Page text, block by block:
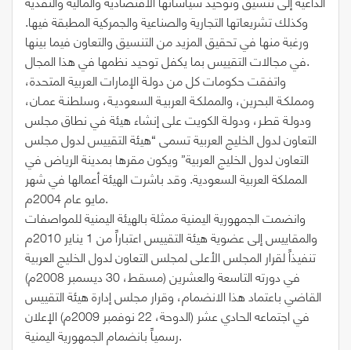
وكذلك تشريعاتها التجارية والصناعية والجمركية المطبقة فيها.
ورغبة منها في تحقيق المزيد من التنسيق والتعاون فيما بينها
في مجالات التقييس بما يكفل توحيد نظمها في هذا المجال.
واتفقت حكومات كل من دولـة الإمارات العربية المتحدة،
ومملكـة البحرين، والمملكـة العربيـة السعوديـة، وسلطنـة عمـان،
ودولـة قطـر، ودولـة الكويت على إنشاء هيئة في نطاق مجلس
التعاون لدول الخليج العربية تسمى “هيئة التقييس لدول مجلس
التعاون لدول الخليج العربية” ويكون مقرها بمدينة الرياض في
المملكة العربية السعودية. وقد باشرت الهيئة أعمالها في شهر
مايو عام 2004م.
وانضمت الجمهورية اليمنية ممثلة بالهيئة اليمنية للمواصفات
والمقاييس إلى عضوية هيئة التقييس اعتباراً من 1 يناير 2010م
تنفيذاً لقرار المجلس الأعلى لمجلس التعاون لدول الخليج العربية
في دورته التاسعة والعشرين (مسقط، 30 ديسمبر 2008م)
القاضي باعتماد هذا الانضمام، وقرار مجلس إدارة هيئة التقييس
في اجتماعه الحادي عشر (الدوحة، 22 نوفمبر 2009م) الإعلان
رسمياً بانضمام الجمهورية اليمنية.